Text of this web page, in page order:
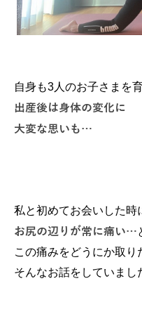
自身も3人のお子さまを
出産後は身体の変化に
大変な思いも…
私と初めてお会いした時
お尻の辺りが常に痛い…
この痛みをどうにか取
そんなお話をしていまし